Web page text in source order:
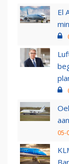
El
05-